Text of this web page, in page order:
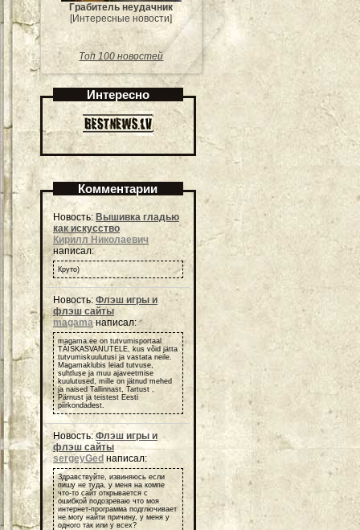
Грабитель неудачник
[Интересные новости]
Топ 100 новостей
Интересно
Комментарии
Новость: Вышивка гладью
как искусство
Кирилл Николаевич
написал:
Круто)
Новость: Флэш игры и
флэш сайты
magamaнаписал:
magama.ee on tutvumisportaal
TÄISKASVANUTELE, kus võid jätta
tutvumiskuulutusi ja vastata neile.
Magamaklubis leiad tutvuse,
suhtluse ja muu ajaveetmise
kuulutused, mille on jätnud mehed
ja naised Tallinnast, Tartust ,
Pärnust ja teistest Eesti
piirkondadest.
Новость:Флэш игры и
флэш сайты
sergeyGed написал:
Здравствуйте, извиняюсь если
пишу не туда, у меня на компе
что-то сайт открывается с
ошибкой подозреваю что моя
интернет-программа подглючивает
не могу найти причину, у меня у
одного так или у всех?